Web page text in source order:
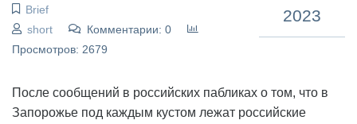
Brief
short
Комментарии: 0
Просмотров: 2679
2023
После сообщений в российских пабликах о том, что в
Запорожье под каждым кустом лежат российские